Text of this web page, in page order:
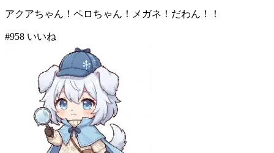
アクアちゃん！ペロちゃん！メガネ！だわん！！
#958 いいね